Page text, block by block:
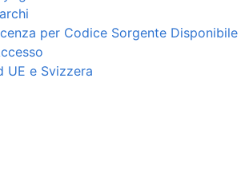
per Codice Sorgente Disponibile
UE e Svizzera